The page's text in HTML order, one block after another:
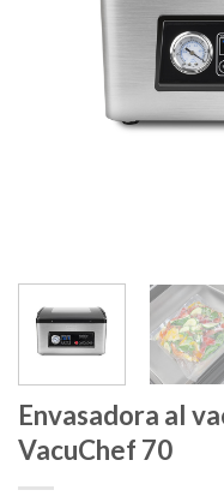
Envasadora al
VacuChef 70